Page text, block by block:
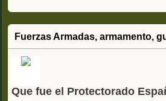
Fuerzas Armadas, armamento,
Que fue el Protectorado